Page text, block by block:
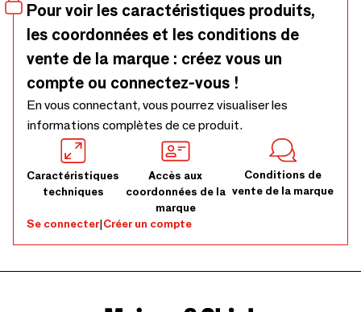
Pour voir les caractéristiques produits,
les coordonnées et les conditions de
vente de la marque : créez vous un
compte ou connectez-vous !
En vous connectant, vous pourrez visualiser les
informations complètes de ce produit.
Caractéristiques
techniques
Accès aux
coordonnées de la
marque
Conditions de
vente de la marque
Se connecter|Créer un compte